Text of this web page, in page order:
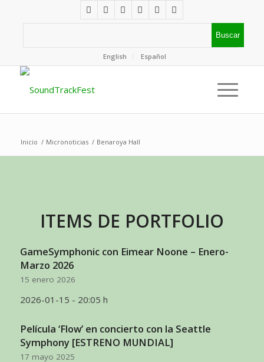
English Español
Inicio / Micronoticias / Benaroya Hall
ITEMS DE PORTFOLIO
GameSymphonic con Eimear Noone – Enero-
Marzo 2026
15 enero 2026
2026-01-15 - 20:05 h
Película ‘Flow’ en concierto con la Seattle
Symphony [ESTRENO MUNDIAL]
17 mayo 2025